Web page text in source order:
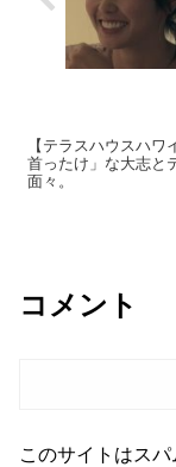
【テラスハウスハワ
首ったけ」な大志と
面々。
コメント
このサイトはス